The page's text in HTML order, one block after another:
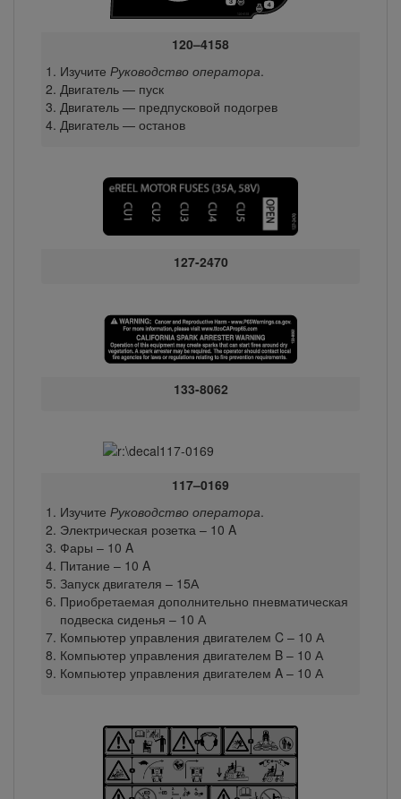
120–4158
Изучите Руководство оператора.
Двигатель — пуск
Двигатель — предпусковой подогрев
Двигатель — останов
127-2470
133-8062
117–0169
Изучите Руководство оператора.
Электрическая розетка – 10 A
Фары – 10 A
Питание – 10 A
Запуск двигателя – 15А
Приобретаемая дополнительно пневматическая
подвеска сиденья – 10 А
Компьютер управления двигателем C – 10 А
Компьютер управления двигателем B – 10 А
Компьютер управления двигателем A – 10 А